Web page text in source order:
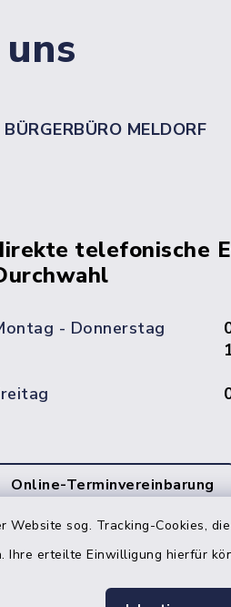
Website sog. Tracking-Cookies,
Ihre erteilte Einwilligung hierfür
BÜRGERBÜRO MELDORF
telefonische
- Donnerstag
Online-Terminvereinbarung
Sie ein dringendes
zeitnahen Termin?